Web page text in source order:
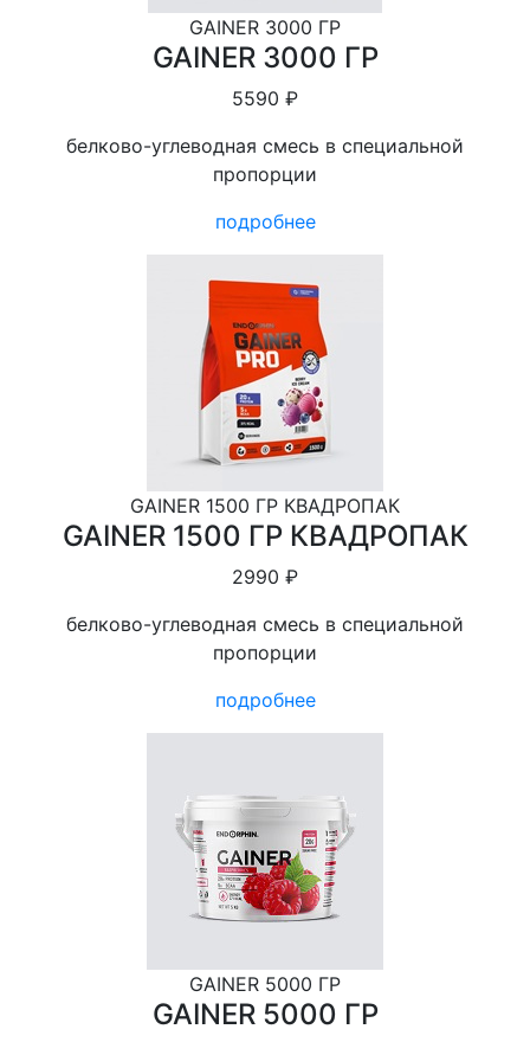
GAINER 3000 ГР
GAINER 3000 ГР
5590 ₽
белково-углеводная смесь в специальной
пропорции
подробнее
GAINER 1500 ГР КВАДРОПАК
GAINER 1500 ГР КВАДРОПАК
2990 ₽
белково-углеводная смесь в специальной
пропорции
подробнее
GAINER 5000 ГР
GAINER 5000 ГР